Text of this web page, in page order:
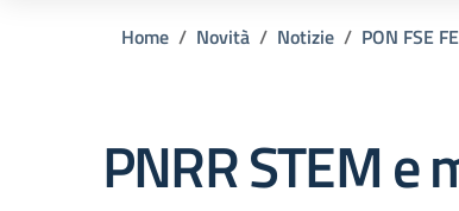
Home Novità Notizie PON FSE
PNRR STEM